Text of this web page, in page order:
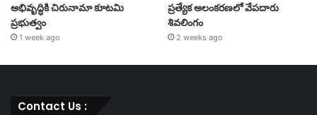
అభివృద్ధికి చిరునామా కూటమి
ప్రభుత్వం
1 week ago
ప్రత్యేక అలంకరణలో వేపదారు
శివలింగం
2 weeks ago
Contact Us :